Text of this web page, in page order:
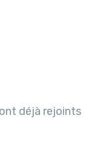
déjà rejoints